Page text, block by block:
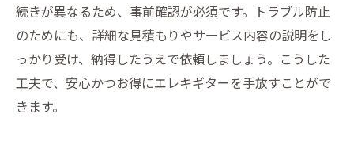
続きが異なるため、事前確認が必須です。トラブル防止
のためにも、詳細な見積もりやサービス内容の説明をし
っかり受け、納得したうえで依頼しましょう。こうした
工夫で、安心かつお得にエレキギターを手放すことがで
きます。